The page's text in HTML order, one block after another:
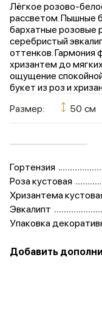
Лёгкое розово-
рассветом. Пышные
бархатные розовые
серебристый
оттенков. Гармония
хризантем до
ощущение
букет из роз и
Размер:
50 см
Гортензия
Роза кустовая
Хризантема
Эвкалипт
Упаковка
Добавить